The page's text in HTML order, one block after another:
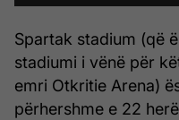
Spartak stadium (që
stadiumi i vënë për
emri Otkritie Arena)
përhershme e 22